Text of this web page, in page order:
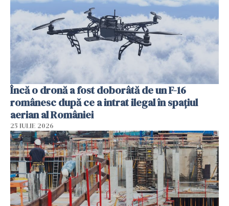
Încă o dronă a fost doborâtă de un F-16
românesc după ce a intrat ilegal în spațiul
aerian al României
25 IULIE 2026